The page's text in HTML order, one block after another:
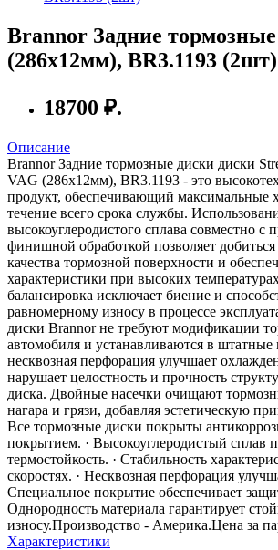
Brannor Задние
(286x12мм), BR3.1193 (2шт)
18700 ₽.
Описание
Brannor Задние тормозные диски диски
VAG (286x12мм), BR3.1193 - это
продукт, обеспечивающий максимальные
течение всего срока службы.
высокоуглеродистого сплава совместно с
финишной обработкой позволяет добиться
качества тормозной поверхности и
характеристики при высоких
балансировка исключает биение и
равномерному износу в процессе
диски Brannor не требуют модификации
автомобиля и устанавливаются в
несквозная перфорация улучшает
нарушает целостность и прочность
диска. Двойные насечки очищают
нагара и грязи, добавляя эстетическую
Все тормозные диски покрыты
покрытием. · Высокоуглеродистый сплав
термостойкость. · Стабильность
скоростях. · Несквозная перфорация
Специальное покрытие обеспечивает
Однородность материала гарантирует
износу.Производство - Америка.Цена за
Характеристики